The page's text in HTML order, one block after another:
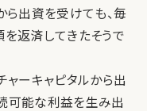
ら出資を受けても、毎
返済してきたそうで
ャーキャピタルから出
可能な利益を生み出